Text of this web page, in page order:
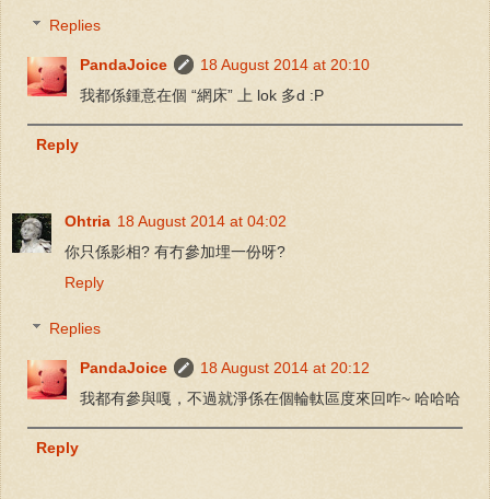
Replies
PandaJoice
18 August 2014 at 20:10
我都係鍾意在個 “網床” 上 lok 多d :P
Reply
Ohtria 18 August 2014 at 04:02
你只係影相? 有冇參加埋一份呀?
Reply
Replies
PandaJoice
18 August 2014 at 20:12
我都有參與嘎，不過就淨係在個輪軚區度來回咋~ 哈哈哈
Reply